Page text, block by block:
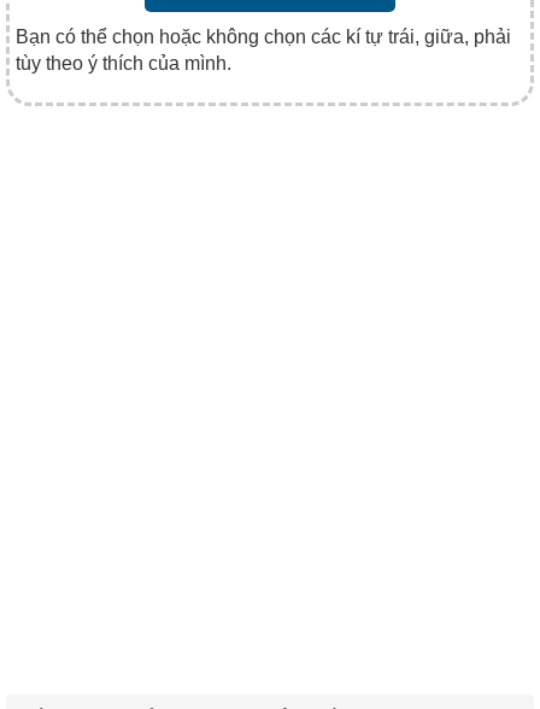
Bạn có thể chọn hoặc không chọn các kí tự trái, giữa, phải
tùy theo ý thích của mình.